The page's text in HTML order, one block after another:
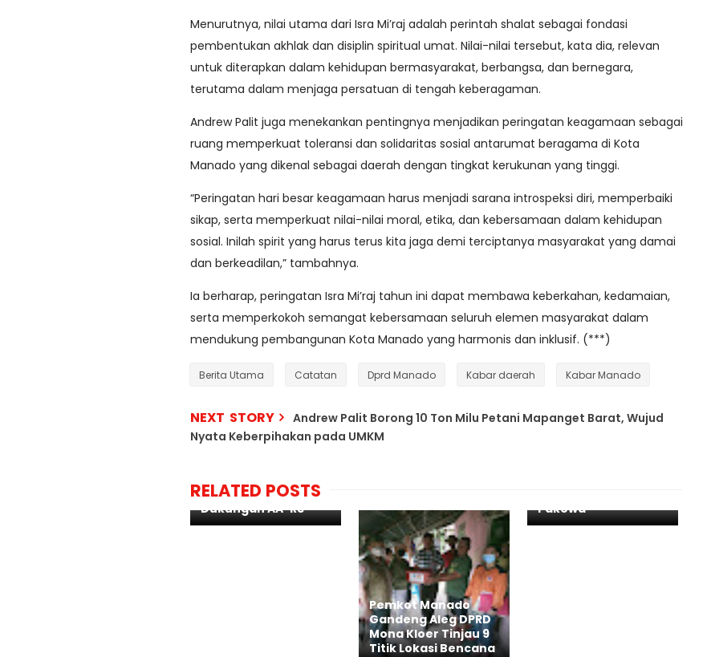
Menurutnya, nilai utama dari Isra Mi’raj adalah perintah shalat sebagai fondasi
pembentukan akhlak dan disiplin spiritual umat. Nilai-nilai tersebut, kata dia, relevan
untuk diterapkan dalam kehidupan bermasyarakat, berbangsa, dan bernegara,
terutama dalam menjaga persatuan di tengah keberagaman.
Andrew Palit juga menekankan pentingnya menjadikan peringatan keagamaan sebagai
ruang memperkuat toleransi dan solidaritas sosial antarumat beragama di Kota
Manado yang dikenal sebagai daerah dengan tingkat kerukunan yang tinggi.
“Peringatan hari besar keagamaan harus menjadi sarana introspeksi diri, memperbaiki
sikap, serta memperkuat nilai-nilai moral, etika, dan kebersamaan dalam kehidupan
sosial. Inilah spirit yang harus terus kita jaga demi terciptanya masyarakat yang damai
dan berkeadilan,” tambahnya.
Ia berharap, peringatan Isra Mi’raj tahun ini dapat membawa keberkahan, kedamaian,
serta memperkokoh semangat kebersamaan seluruh elemen masyarakat dalam
mendukung pembangunan Kota Manado yang harmonis dan inklusif. (***)
Berita Utama Catatan Dprd Manado Kabar daerah Kabar Manado
NEXT STORY
Andrew Palit Borong 10 Ton Milu Petani Mapanget Barat, Wujud
Nyata Keberpihakan pada UMKM
RELATED POSTS
Ramadhan Raih
Dukungan AA-RS
Pemkot Manado
Gandeng Aleg DPRD
Mona Kloer Tinjau 9
Titik Lokasi Bencana
Pakowa